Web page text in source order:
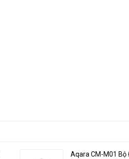
Aqara CM-M01 Bộ